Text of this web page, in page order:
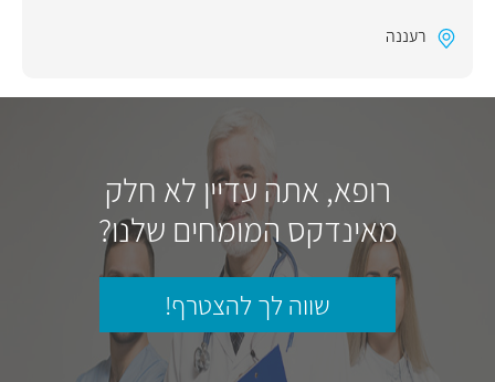
רעננה
רופא, אתה עדיין לא חלק
מאינדקס המומחים שלנו?
שווה לך להצטרף!